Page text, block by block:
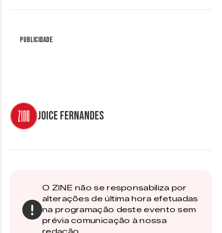
Publicidade
Joice Fernandes
O ZINE não se responsabiliza por
alterações de última hora efetuadas
na programação deste evento sem
prévia comunicação à nossa